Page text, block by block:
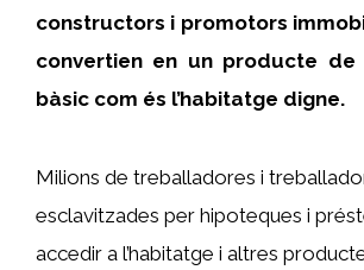
constructors i promotors
convertien en un producte
bàsic com és l’habitatge digne.
Milions de treballadores i
esclavitzades per hipoteques i
accedir a l’habitatge i altres